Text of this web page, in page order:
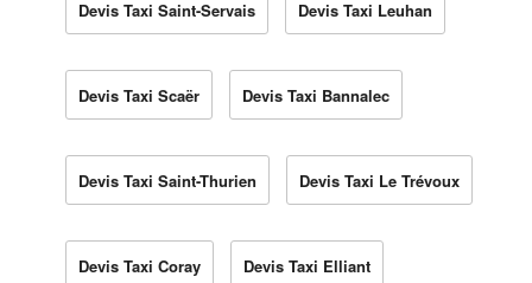
Devis Taxi Saint-Servais Devis Taxi Leuhan
Devis Taxi Scaër Devis Taxi Bannalec
Devis Taxi Saint-Thurien Devis Taxi Le Trévoux
Devis Taxi Coray Devis Taxi Elliant